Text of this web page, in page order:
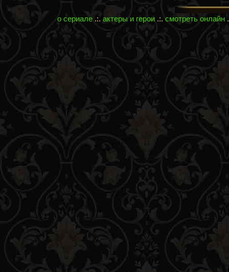
о сериале .:.актеры и герои .:.смотреть онлайн